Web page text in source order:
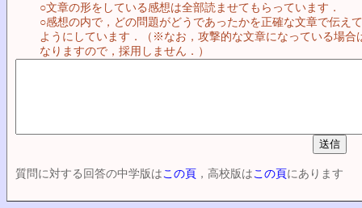
○文章の形をしている感想は全部読ませてもらっています．
○感想の内で，どの問題がどうであったかを正確な文章で伝え
ようにしています．（※なお，攻撃的な文章になっている場
なりますので，採用しません．）
質問に対する回答の中学版はこの頁 ，高校版はこの頁にあります